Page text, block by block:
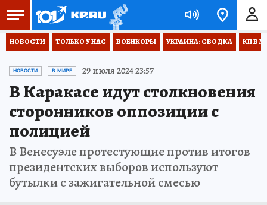
НОВОСТИ ТОЛЬКО У НАС ВОЕНКОРЫ УКРАИНА: СВОДКА КП В
НОВОСТИ В МИРЕ 29 июля 2024 23:57
В Каракасе идут столкновения
сторонников оппозиции с
полицией
В Венесуэле протестующие против итогов
президентских выборов используют
бутылки с зажигательной смесью